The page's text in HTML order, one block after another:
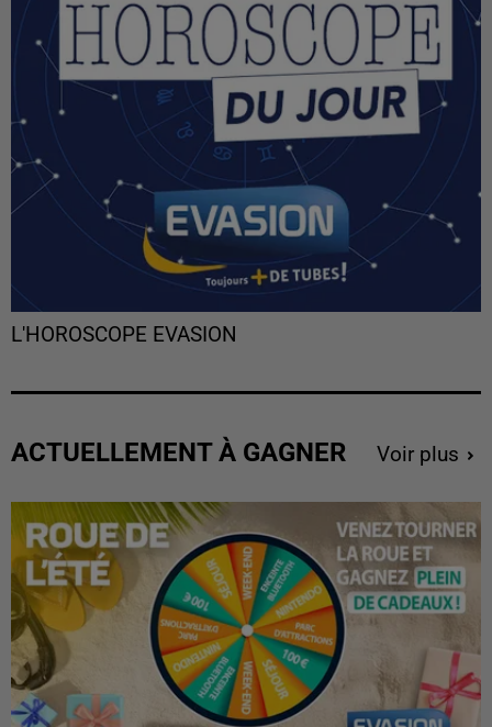
L'HOROSCOPE EVASION
ACTUELLEMENT À GAGNER Voir plus